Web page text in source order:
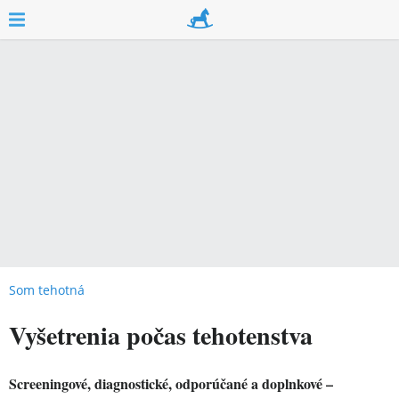
Som tehotná
Vyšetrenia počas tehotenstva
Screeningové, diagnostické, odporúčané a doplnkové –